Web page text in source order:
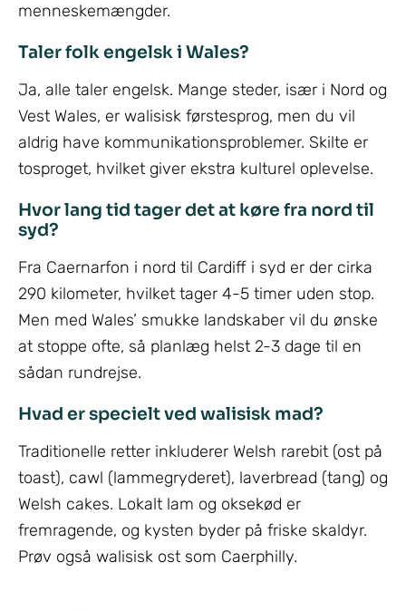
menneskemængder.
Taler folk engelsk i Wales?
Ja, alle taler engelsk. Mange steder, især i Nord og
Vest Wales, er walisisk førstesprog, men du vil
aldrig have kommunikationsproblemer. Skilte er
tosproget, hvilket giver ekstra kulturel oplevelse.
Hvor lang tid tager det at køre fra nord til
syd?
Fra Caernarfon i nord til Cardiff i syd er der cirka
290 kilometer, hvilket tager 4-5 timer uden stop.
Men med Wales’ smukke landskaber vil du ønske
at stoppe ofte, så planlæg helst 2-3 dage til en
sådan rundrejse.
Hvad er specielt ved walisisk mad?
Traditionelle retter inkluderer Welsh rarebit (ost på
toast), cawl (lammegryderet), laverbread (tang) og
Welsh cakes. Lokalt lam og oksekød er
fremragende, og kysten byder på friske skaldyr.
Prøv også walisisk ost som Caerphilly.